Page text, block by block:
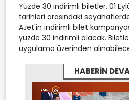
Yüzde 30 indirimli biletler, 01
tarihleri arasındaki
AJet'in indirimli bilet
yüzde 30 indirimli olacak.
uygulama üzerinden
HABERİN